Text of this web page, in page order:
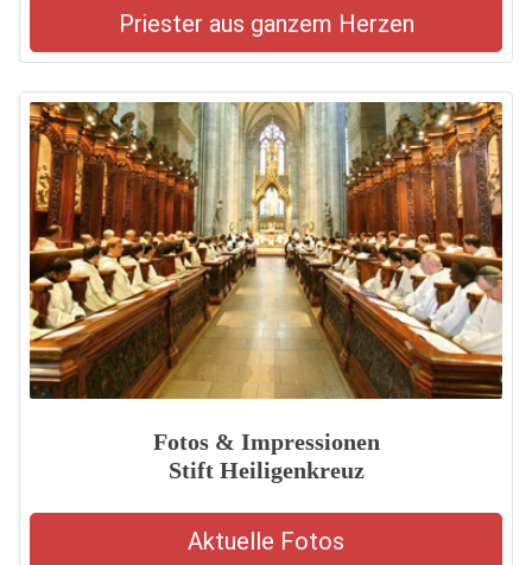
Priester aus ganzem Herzen
Fotos & Impressionen
Stift Heiligenkreuz
Aktuelle Fotos